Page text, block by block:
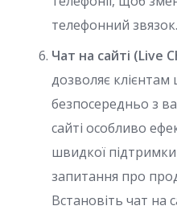
телефонний звязок.
Чат на сайті (Live
дозволяє
безпосередньо з
сайті особливо
швидкої
запитання про
Встановіть чат на